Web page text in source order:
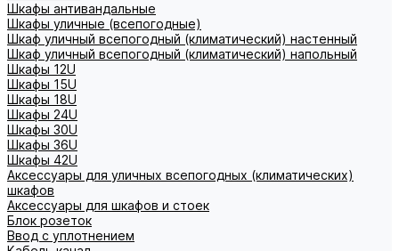
Шкафы антивандальные
Шкафы уличные (всепогодные)
Шкаф уличный всепогодный (климатический) настенный
Шкаф уличный всепогодный (климатический) напольный
Шкафы 12U
Шкафы 15U
Шкафы 18U
Шкафы 24U
Шкафы 30U
Шкафы 36U
Шкафы 42U
Аксессуары для уличных всепогодных (климатических)
шкафов
Аксессуары для шкафов и стоек
Блок розеток
Ввод с уплотнением